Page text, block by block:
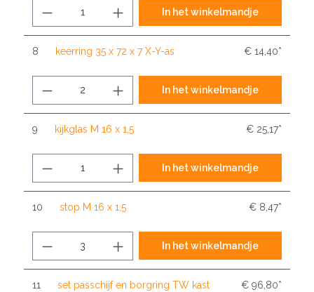
In het winkelmandje
8 keerring 35 x 72 x 7 X-Y-as € 14,40*
In het winkelmandje
9 kijkglas M 16 x 1,5 € 25,17*
In het winkelmandje
10 stop M 16 x 1,5 € 8,47*
In het winkelmandje
11
set passchijf en borgring TW kast
€ 96,80*